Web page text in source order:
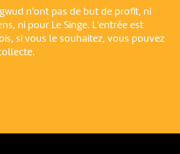
n'ont pas de but de profit, ni
ni pour Le Singe. L'entrée est
si vous le souhaitez, vous pouvez